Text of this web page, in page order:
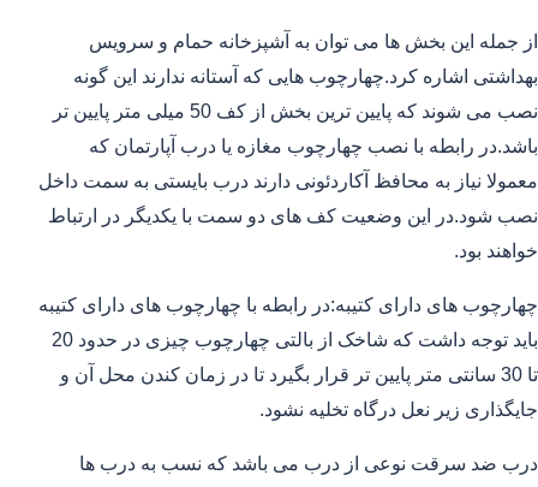
از جمله این بخش ها می توان به آشپزخانه حمام و سرویس
بهداشتی اشاره کرد.چهارچوب هایی که آستانه ندارند این گونه
نصب می شوند که پایین ترین بخش از کف 50 میلی متر پایین تر
باشد.در رابطه با نصب چهارچوب مغازه یا درب آپارتمان که
معمولا نیاز به محافظ آکاردئونی دارند درب بایستی به سمت داخل
نصب شود.در این وضعیت کف های دو سمت با یکدیگر در ارتباط
خواهند بود.
چهارچوب های دارای کتیبه:در رابطه با چهارچوب های دارای کتیبه
باید توجه داشت که شاخک از بالتی چهارچوب چیزی در حدود 20
تا 30 سانتی متر پایین تر قرار بگیرد تا در زمان کندن محل آن و
جایگذاری زیر نعل درگاه تخلیه نشود.
درب ضد سرقت نوعی از درب می باشد که نسب به درب ها